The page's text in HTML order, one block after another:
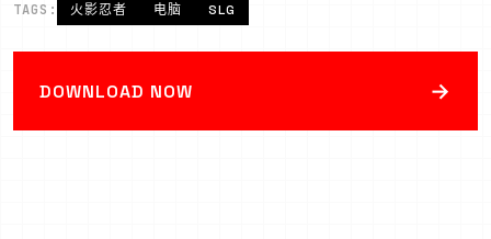
TAGS: 火影忍者 电脑 SLG
DOWNLOAD NOW →